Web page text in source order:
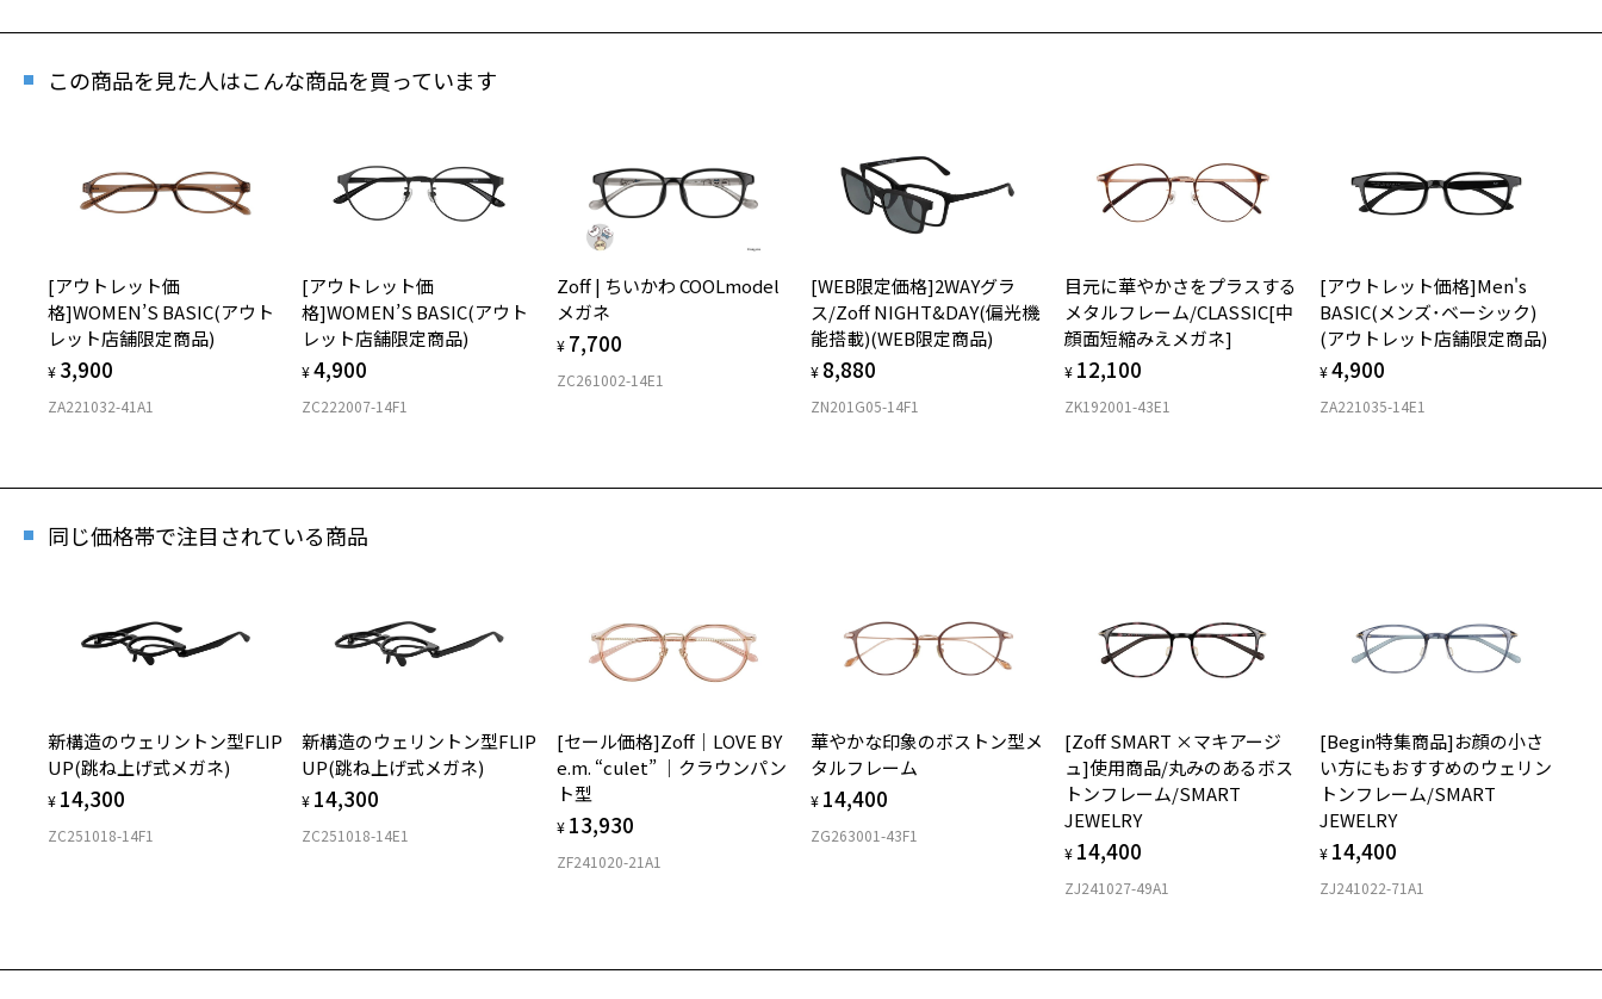
商品詳細ページへ
お気に入りに追加済です。
お気に入りリストはこちら
Zoff SMART (ゾフ・スマート) ページをみる
お持ちのZoffメガネサイズを確認するには？
仕上がり寸法
D 仕上がりの横幅：約139mm
E 仕上がりの縦幅：約47mm
ボストン
フロント素材：S.E.Plastic(PPSU)
安心2 視力測定無料
安心3 かかり具合調整無料
フレームの歪みやかかり具合の調整・クリーニングは、全国の
Zoff店舗にていつでも対応いたします。
＜メガネの度数情報がわからない方へ＞
ご購入時に「レンズ交換券」をお選びいただくと、実店舗で度数を測定
のうえ、
度付きレンズ（標準セットレンズ）へ無料交換いただけます。
詳しくはこちら
実店舗で度数を測定いただけます
この商品を見た人はこんな商品を買っています
[アウトレット価
格]WOMEN’S BASIC(アウト
レット店舗限定商品)
¥ 3,900
ZA221032-41A1
[アウトレット価
格]WOMEN’S BASIC(アウト
レット店舗限定商品)
¥4,900
ZC222007-14F1
Zoff | ちいかわ COOLmodel
メガネ
¥ 7,700
ZC261002-14E1
[WEB限定価格]2WAYグラ
ス/Zoff NIGHT&DAY(偏光機
能搭載)(WEB限定商品)
¥ 8,880
ZN201G05-14F1
目元に華やかさをプラスする
メタルフレーム/CLASSIC[中
顔面短縮みえメガネ]
¥ 12,100
ZK192001-43E1
[アウトレット価格]Men's
BASIC(メンズ･ベーシック)
(アウトレット店舗限定商品)
¥4,900
ZA221035-14E1
同じ価格帯で注目されている商品
新構造のウェリントン型FLIP
UP(跳ね上げ式メガネ)
¥ 14,300
ZC251018-14F1
新構造のウェリントン型FLIP
UP(跳ね上げ式メガネ)
¥ 14,300
ZC251018-14E1
[セール価格]Zoff｜LOVE BY
e.m. “culet” ｜クラウンパン
ト型
¥ 13,930
ZF241020-21A1
華やかな印象のボストン型メ
タルフレーム
¥ 14,400
ZG263001-43F1
[Zoff SMART ×マキアージ
ュ]使用商品/丸みのあるボス
トンフレーム/SMART
JEWELRY
¥ 14,400
ZJ241027-49A1
[Begin特集商品]お顔の小さ
い方にもおすすめのウェリン
トンフレーム/SMART
JEWELRY
¥ 14,400
ZJ241022-71A1